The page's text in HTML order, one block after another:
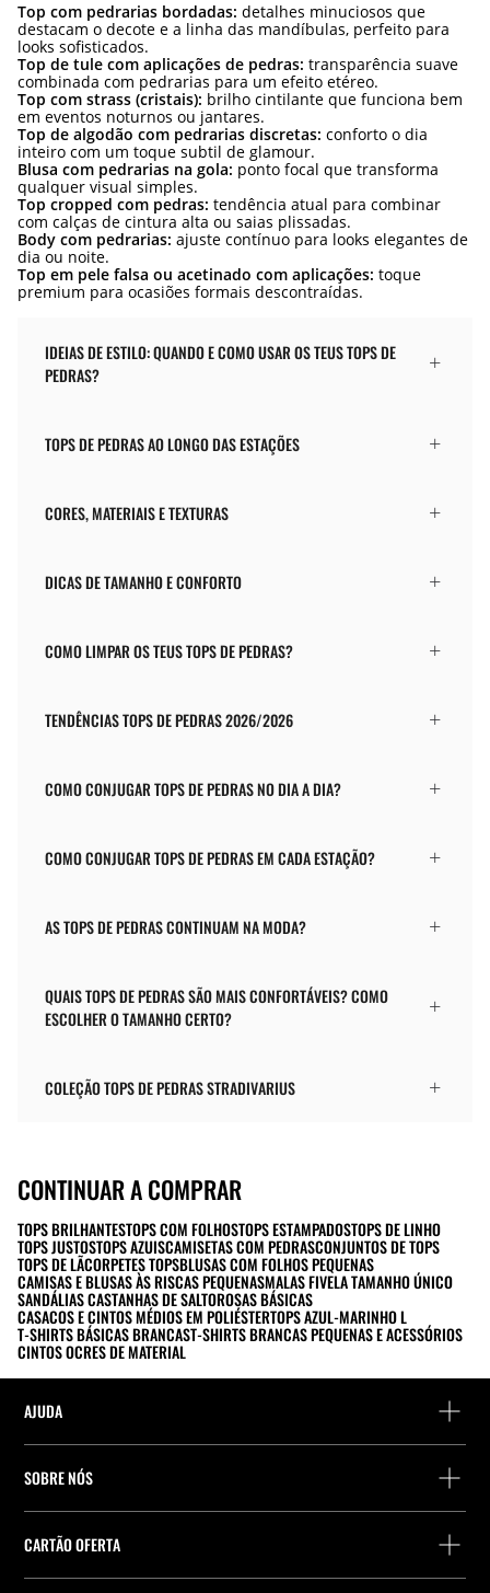
Top com pedrarias bordadas: detalhes minuciosos que
destacam o decote e a linha das mandíbulas, perfeito para
looks sofisticados.
Top de tule com aplicações de pedras: transparência suave
combinada com pedrarias para um efeito etéreo.
Top com strass (cristais): brilho cintilante que funciona bem
em eventos noturnos ou jantares.
Top de algodão com pedrarias discretas: conforto o dia
inteiro com um toque subtil de glamour.
Blusa com pedrarias na gola: ponto focal que transforma
qualquer visual simples.
Top cropped com pedras: tendência atual para combinar
com calças de cintura alta ou saias plissadas.
Body com pedrarias: ajuste contínuo para looks elegantes de
dia ou noite.
Top em pele falsa ou acetinado com aplicações: toque
premium para ocasiões formais descontraídas.
IDEIAS DE ESTILO: QUANDO E COMO USAR OS TEUS TOPS DE
PEDRAS?
TOPS DE PEDRAS AO LONGO DAS ESTAÇÕES
CORES, MATERIAIS E TEXTURAS
DICAS DE TAMANHO E CONFORTO
COMO LIMPAR OS TEUS TOPS DE PEDRAS?
TENDÊNCIAS TOPS DE PEDRAS 2026/2026
COMO CONJUGAR TOPS DE PEDRAS NO DIA A DIA?
COMO CONJUGAR TOPS DE PEDRAS EM CADA ESTAÇÃO?
AS TOPS DE PEDRAS CONTINUAM NA MODA?
QUAIS TOPS DE PEDRAS SÃO MAIS CONFORTÁVEIS? COMO
ESCOLHER O TAMANHO CERTO?
COLEÇÃO TOPS DE PEDRAS STRADIVARIUS
CONTINUAR A COMPRAR
TOPS BRILHANTESTOPS COM FOLHOSTOPS ESTAMPADOSTOPS DE LINHO
TOPS JUSTOSTOPS AZUISCAMISETAS COM PEDRASCONJUNTOS DE TOPS
TOPS DE LÃCORPETES TOPSBLUSAS COM FOLHOS PEQUENAS
CAMISAS E BLUSAS ÀS RISCAS PEQUENASMALAS FIVELA TAMANHO ÚNICO
SANDÁLIAS CASTANHAS DE SALTOROSAS BÁSICAS
CASACOS E CINTOS MÉDIOS EM POLIÉSTERTOPS AZUL-MARINHO L
T-SHIRTS BÁSICAS BRANCAST-SHIRTS BRANCAS PEQUENAS E ACESSÓRIOS
CINTOS OCRES DE MATERIAL
AJUDA
Localiza a tua encomenda
Localizador de pontos de entrega
SOBRE NÓS
Empresa
CARTÃO OFERTA